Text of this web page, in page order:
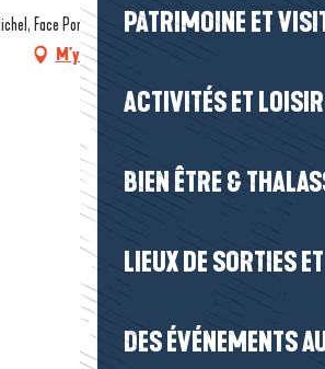
PATRIMOINE ET
ACTIVITÉS ET
BIEN ÊTRE &
LIEUX DE SORTIES
DES ÉVÉNEMENTS
Face Porte Saint-Michel, 44350 Guérande
M'y rendre